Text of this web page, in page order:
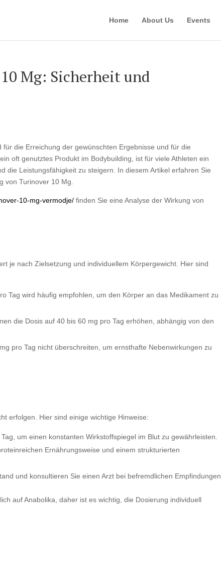
Home About Us Events
Mg: Sicherheit und
die Erreichung der gewünschten Ergebnisse und für die
oft genutztes Produkt im Bodybuilding, ist für viele Athleten ein
die Leistungsfähigkeit zu steigern. In diesem Artikel erfahren Sie
von Turinover 10 Mg.
10-mg-vermodje/ finden Sie eine Analyse der Wirkung von
je nach Zielsetzung und individuellem Körpergewicht. Hier sind
Tag wird häufig empfohlen, um den Körper an das Medikament zu
die Dosis auf 40 bis 60 mg pro Tag erhöhen, abhängig von den
pro Tag nicht überschreiten, um ernsthafte Nebenwirkungen zu
erfolgen. Hier sind einige wichtige Hinweise:
um einen konstanten Wirkstoffspiegel im Blut zu gewährleisten.
Ernährungsweise und einem strukturierten
und konsultieren Sie einen Arzt bei befremdlichen Empfindungen.
auf Anabolika, daher ist es wichtig, die Dosierung individuell